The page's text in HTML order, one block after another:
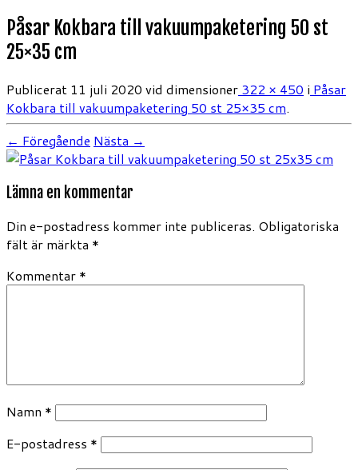
Påsar Kokbara till vakuumpaketering 50 st
25×35 cm
Publicerat 11 juli 2020 vid dimensioner 322 × 450 i Påsar
Kokbara till vakuumpaketering 50 st 25×35 cm.
← Föregående Nästa →
Lämna en kommentar
Din e-postadress kommer inte publiceras. Obligatoriska
fält är märkta *
Kommentar *
Namn *
E-postadress *